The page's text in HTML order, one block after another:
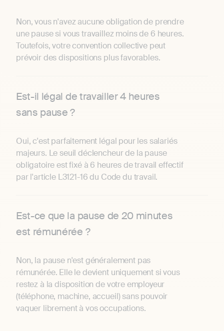
Non, vous n'avez aucune obligation de prendre
une pause si vous travaillez moins de 6 heures.
Toutefois, votre convention collective peut
prévoir des dispositions plus favorables.
Est-il légal de travailler 4 heures
sans pause ?
Oui, c'est parfaitement légal pour les salariés
majeurs. Le seuil déclencheur de la pause
obligatoire est fixé à 6 heures de travail effectif
par l'article L3121-16 du Code du travail.
Est-ce que la pause de 20 minutes
est rémunérée ?
Non, la pause n'est généralement pas
rémunérée. Elle le devient uniquement si vous
restez à la disposition de votre employeur
(téléphone, machine, accueil) sans pouvoir
vaquer librement à vos occupations.